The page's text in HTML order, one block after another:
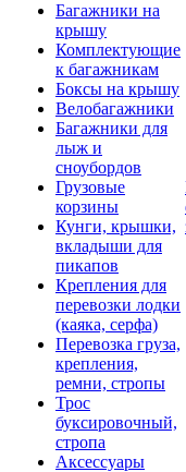
Багажники на
крышу
Комплектующие
к багажникам
Боксы на крышу
Велобагажники
Багажники для
лыж и
сноубордов
Грузовые
корзины
Кунги, крышки,
вкладыши для
пикапов
Крепления для
перевозки лодки
(каяка, серфа)
Перевозка груза,
крепления,
ремни, стропы
Трос
буксировочный,
стропа
Аксессуары